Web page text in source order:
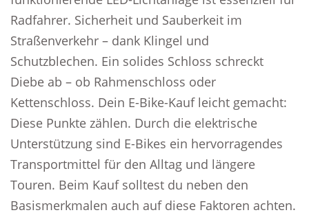
Radfahrer. Sicherheit und Sauberkeit im
Straßenverkehr – dank Klingel und
Schutzblechen. Ein solides Schloss schreckt
Diebe ab – ob Rahmenschloss oder
Kettenschloss. Dein E-Bike-Kauf leicht gemacht:
Diese Punkte zählen. Durch die elektrische
Unterstützung sind E-Bikes ein hervorragendes
Transportmittel für den Alltag und längere
Touren. Beim Kauf solltest du neben den
Basismerkmalen auch auf diese Faktoren achten.